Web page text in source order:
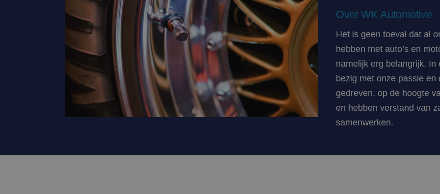
Over WK Automotive
Het is geen toeval dat al
hebben met auto’s en
namelijk erg belangrijk.
bezig met onze passie en
gedreven, op de hoogte
en hebben verstand van
samenwerken.